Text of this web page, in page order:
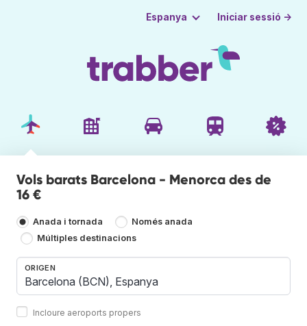
Espanya Iniciar sessió →
Vols barats Barcelona - Menorca des de
16 €
Anada i tornada
Només anada
Múltiples destinacions
ORIGEN
Incloure aeroports propers